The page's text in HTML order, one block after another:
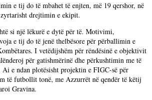
e tij do të mbahet të enjten, më 19 qershor, në
drejtimin e ekipit.
si një lëkurë e dytë për të. Motivimi,
e tij do të jenë thelbësore për përballimin e
I vetëdijshëm për rëndësinë e objektivit
për gatishmërinë dhe përkushtimin me të
e ndan plotësisht projektin e FIGC-së për
të futbollit tonë, me Azzurrët në qendër të këtij
Gravina.